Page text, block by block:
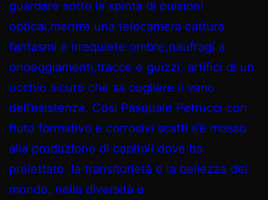
guardare sotto la spinta di pulsioni
optical,mentre una telecamera cattura
fantasmi e irrequiete ombre,naufragi a
ondeggiamenti,tracce e guizzi, artifici di un
occhio sicuro che sa cogliere il vano
dell’esistenza. Così Pasquale Petrucci con
fiuto formativo e corrosivi scatti s’è mosso
alla produzione di capitoli dove ha
proiettato la transitorietà e la bellezza del
mondo, nella diversità e